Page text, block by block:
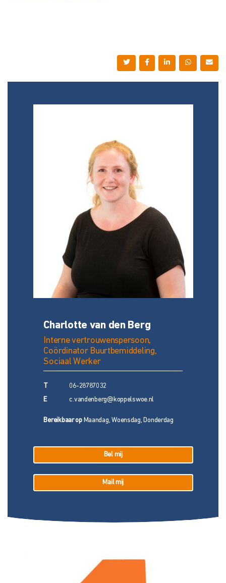
Charlotte van den Berg
Interne vertrouwenspersoon,
Coördinator Buurtbemiddeling,
Sociaal Werker
06-28787032
E c.vandenberg@koppelswoe.nl
Bereikbaar opMaandag, Woensdag, Donderdag
Bel mij
Mail mij